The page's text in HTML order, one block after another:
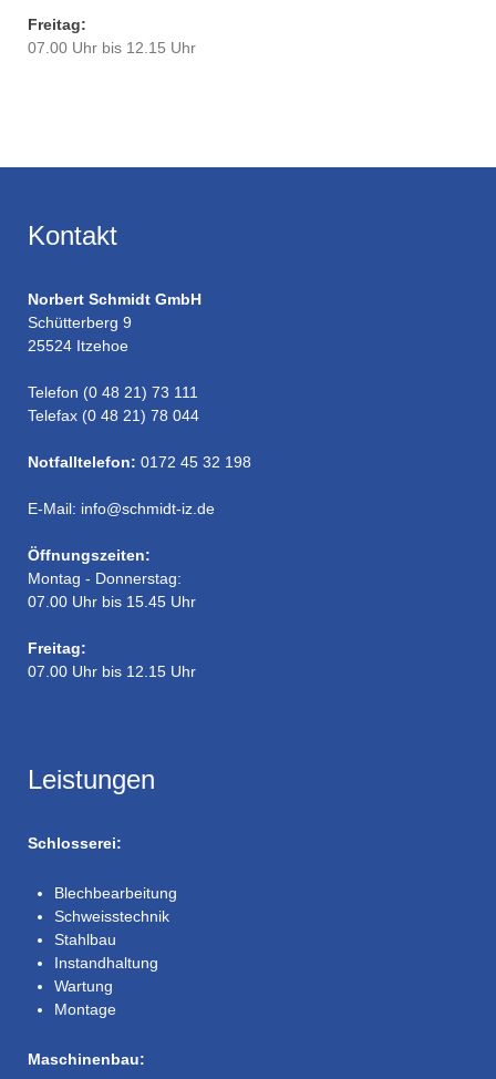
Freitag:
07.00 Uhr bis 12.15 Uhr
Kontakt
Norbert Schmidt GmbH
Schütterberg 9
25524 Itzehoe
Telefon (0 48 21) 73 111
Telefax (0 48 21) 78 044
Notfalltelefon: 0172 45 32 198
E-Mail: info@schmidt-iz.de
Öffnungszeiten:
Montag - Donnerstag:
07.00 Uhr bis 15.45 Uhr
Freitag:
07.00 Uhr bis 12.15 Uhr
Leistungen
Schlosserei:
Blechbearbeitung
Schweisstechnik
Stahlbau
Instandhaltung
Wartung
Montage
Maschinenbau: